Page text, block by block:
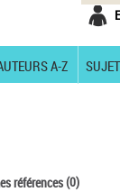
A-Z
références(0)